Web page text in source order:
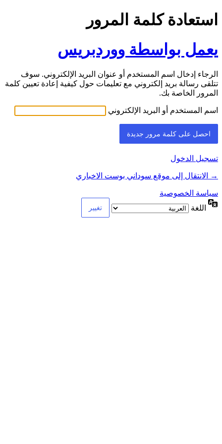
استعادة كلمة المرور
يعمل بواسطة ووردبريس
الرجاء إدخال اسم المستخدم أو عنوان البريد الإلكتروني. سوف
تتلقى رسالة بريد إلكتروني مع تعليمات حول كيفية إعادة تعيين كلمة
المرور الخاصة بك.
اسم المستخدم أو البريد الإلكتروني
تسجيل الدخول
→ الانتقال إلى موقع سوداني بوست الاخباري
سياسة الخصوصية
اللغة